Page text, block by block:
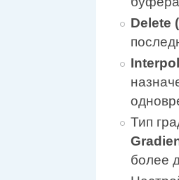
Delete
Тип
более